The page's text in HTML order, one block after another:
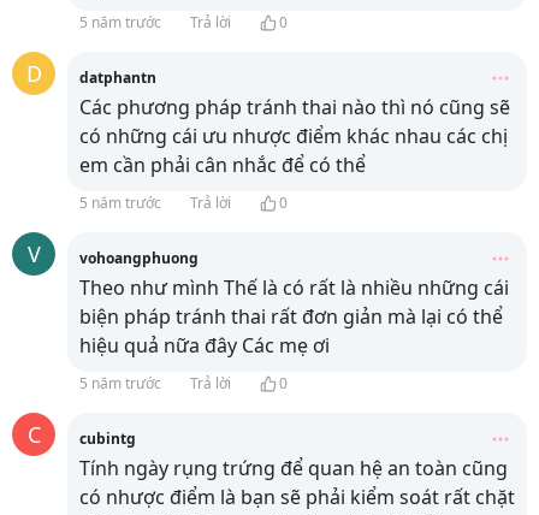
5 năm trước Trả lời 0
D datphantn
Các phương pháp tránh thai nào thì nó cũng sẽ
có những cái ưu nhược điểm khác nhau các chị
em cần phải cân nhắc để có thể
5 năm trước Trả lời 0
V vohoangphuong
Theo như mình Thế là có rất là nhiều những cái
biện pháp tránh thai rất đơn giản mà lại có thể
hiệu quả nữa đây Các mẹ ơi
5 năm trước Trả lời 0
C cubintg
Tính ngày rụng trứng để quan hệ an toàn cũng
có nhược điểm là bạn sẽ phải kiểm soát rất chặt